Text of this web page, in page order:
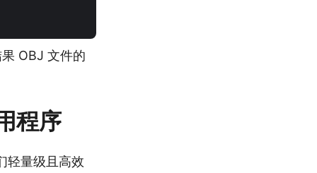
OBJ 文件的
程序
轻量级且高效